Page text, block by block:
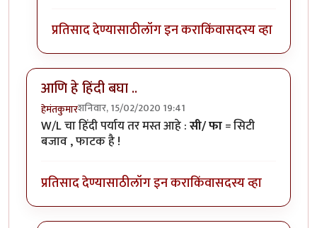
प्रतिसाद देण्यासाठीलॉग इन कराकिंवासदस्य व्हा
आणि हे हिंदी बघा ..
हेमंतकुमारशनिवार, 15/02/2020 19:41
W/L चा हिंदी पर्याय तर मस्त आहे :सी/ फा= सिटी
बजाव , फाटक है !
प्रतिसाद देण्यासाठीलॉग इन कराकिंवासदस्य व्हा